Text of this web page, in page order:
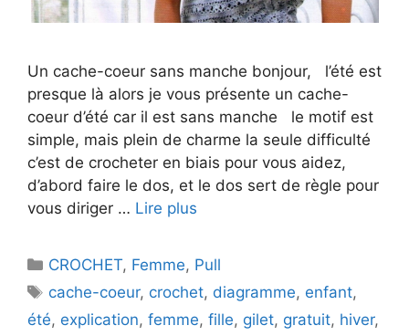
Un cache-coeur sans manche bonjour, l’été est
presque là alors je vous présente un cache-
coeur d’été car il est sans manche le motif est
simple, mais plein de charme la seule difficulté
c’est de crocheter en biais pour vous aidez,
d’abord faire le dos, et le dos sert de règle pour
vous diriger … Lire plus
Catégories
CROCHET, Femme, Pull
Étiquettes
cache-coeur, crochet, diagramme, enfant,
été, explication, femme, fille, gilet, gratuit, hiver,